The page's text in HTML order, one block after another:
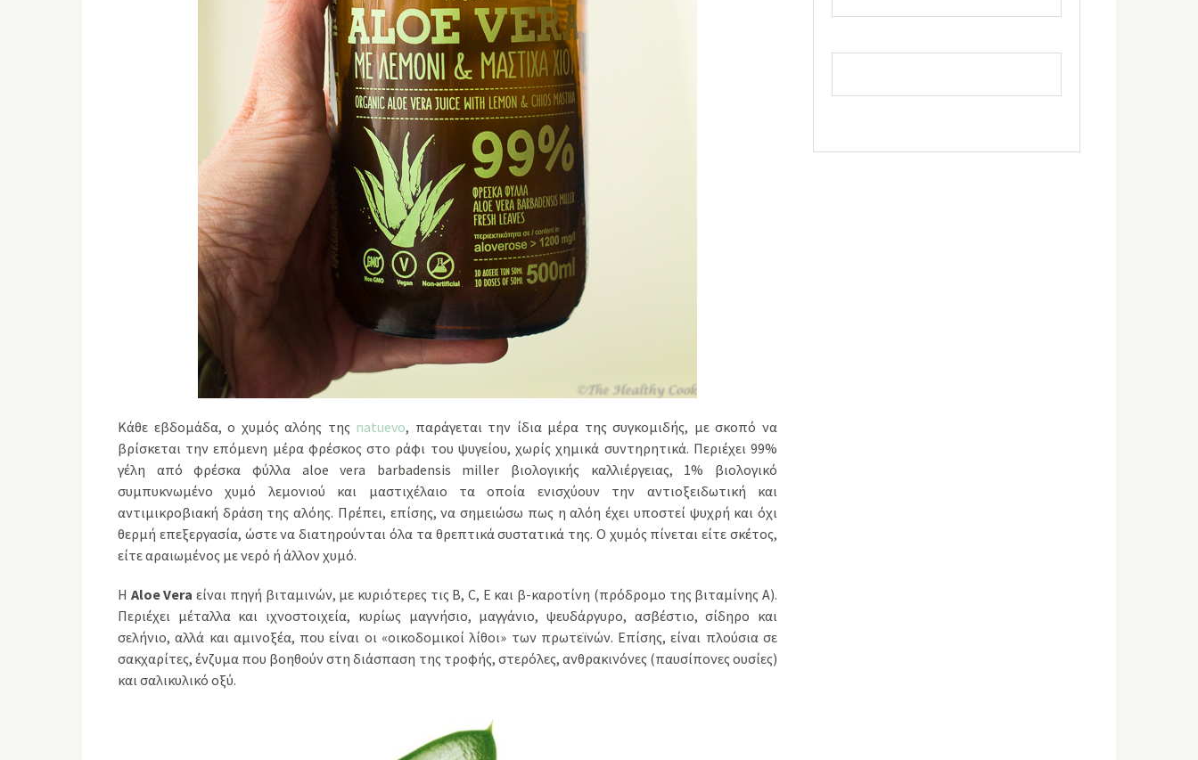
Κάθε εβδομάδα, ο χυμός αλόης της natuevo, παράγεται την ίδια μέρα της συγκομιδής, με σκοπό να
βρίσκεται την επόμενη μέρα φρέσκος στο ράφι του ψυγείου, χωρίς χημικά συντηρητικά. Περιέχει 99%
γέλη από φρέσκα φύλλα aloe vera barbadensis miller βιολογικής καλλιέργειας, 1% βιολογικό
συμπυκνωμένο χυμό λεμονιού και μαστιχέλαιο τα οποία ενισχύουν την αντιοξειδωτική και
αντιμικροβιακή δράση της αλόης. Πρέπει, επίσης, να σημειώσω πως η αλόη έχει υποστεί ψυχρή και όχι
θερμή επεξεργασία, ώστε να διατηρούνται όλα τα θρεπτικά συστατικά της. Ο χυμός πίνεται είτε σκέτος,
είτε αραιωμένος με νερό ή άλλον χυμό.
Η Aloe Vera είναι πηγή βιταμινών, με κυριότερες τις Β, C, Ε και β-καροτίνη (πρόδρομο της βιταμίνης Α).
Περιέχει μέταλλα και ιχνοστοιχεία, κυρίως μαγνήσιο, μαγγάνιο, ψευδάργυρο, ασβέστιο, σίδηρο και
σελήνιο, αλλά και αμινοξέα, που είναι οι «οικοδομικοί λίθοι» των πρωτεϊνών. Επίσης, είναι πλούσια σε
σακχαρίτες, ένζυμα που βοηθούν στη διάσπαση της τροφής, στερόλες, ανθρακινόνες (παυσίπονες ουσίες)
και σαλικυλικό οξύ.